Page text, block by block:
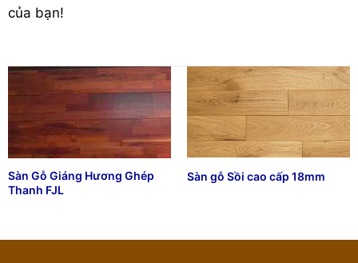
của bạn!
Sàn Gỗ Giáng Hương Ghép
Thanh FJL
Sàn gỗ Sồi cao cấp 18mm